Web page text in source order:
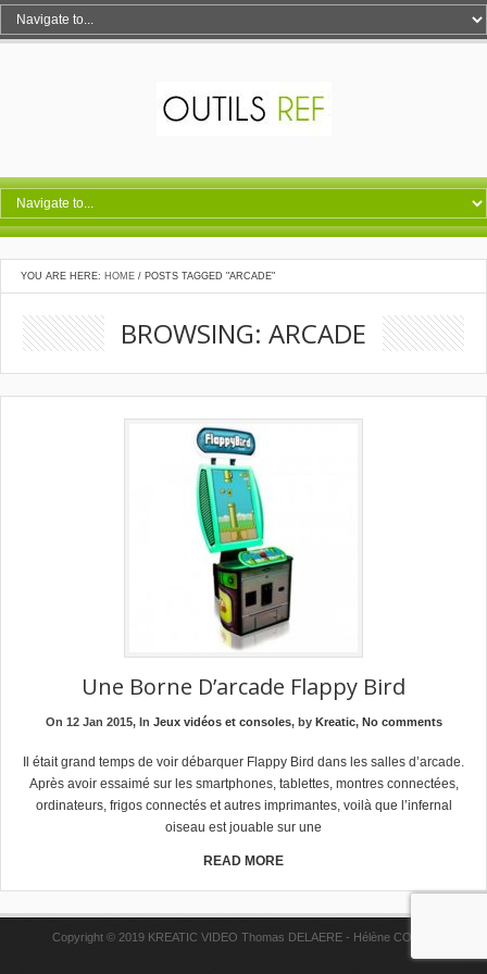
YOU ARE HERE: HOME / POSTS TAGGED "ARCADE"
BROWSING: ARCADE
Une Borne D’arcade Flappy Bird
On 12 Jan 2015, In Jeux vidéos et consoles, by Kreatic, No comments
Il était grand temps de voir débarquer Flappy Bird dans les salles d’arcade.
Après avoir essaimé sur les smartphones, tablettes, montres connectées,
ordinateurs, frigos connectés et autres imprimantes, voilà que l’infernal
oiseau est jouable sur une
READ MORE
Copyright © 2019 KREATIC VIDEO Thomas DELAERE - Hélène COPPE